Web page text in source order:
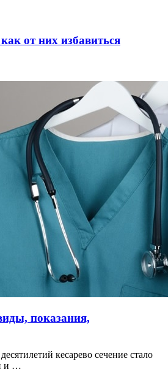
от них избавиться
показания,
кесарево сечение стало
и …